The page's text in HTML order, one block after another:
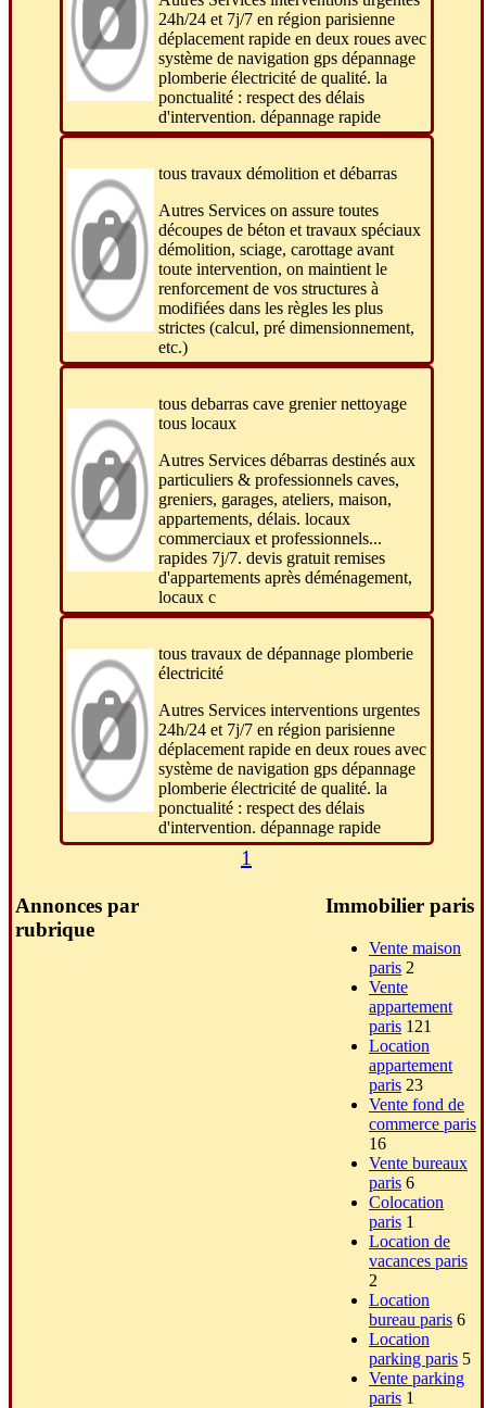
24h/24 et 7j/7 en région parisienne
déplacement rapide en deux roues avec
système de navigation gps dépannage
plomberie électricité de qualité. la
ponctualité : respect des délais
d'intervention. dépannage rapide
tous travaux démolition et débarras
Autres Services on assure toutes
découpes de béton et travaux spéciaux
démolition, sciage, carottage avant
toute intervention, on maintient le
renforcement de vos structures à
modifiées dans les règles les plus
strictes (calcul, pré dimensionnement,
etc.)
tous debarras cave grenier nettoyage
tous locaux
Autres Services débarras destinés aux
particuliers & professionnels caves,
greniers, garages, ateliers, maison,
appartements, délais. locaux
commerciaux et professionnels...
rapides 7j/7. devis gratuit remises
d'appartements après déménagement,
locaux c
tous travaux de dépannage plomberie
électricité
Autres Services interventions urgentes
24h/24 et 7j/7 en région parisienne
déplacement rapide en deux roues avec
système de navigation gps dépannage
plomberie électricité de qualité. la
ponctualité : respect des délais
d'intervention. dépannage rapide
1
Annonces par
rubrique
Immobilier paris
Vente maison
paris 2
Vente
appartement
paris 121
Location
appartement
paris 23
Vente fond de
commerce paris
16
Vente bureaux
paris 6
Colocation
paris 1
Location de
vacances paris
2
Location
bureau paris 6
Location
parking paris 5
Vente parking
paris 1